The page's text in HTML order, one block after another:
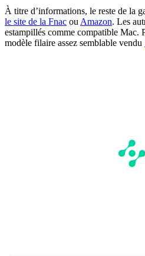
À titre d’informations, le reste de la
le site de la Fnac ou Amazon. Les
estampillés comme compatible Mac.
modèle filaire assez semblable vendu